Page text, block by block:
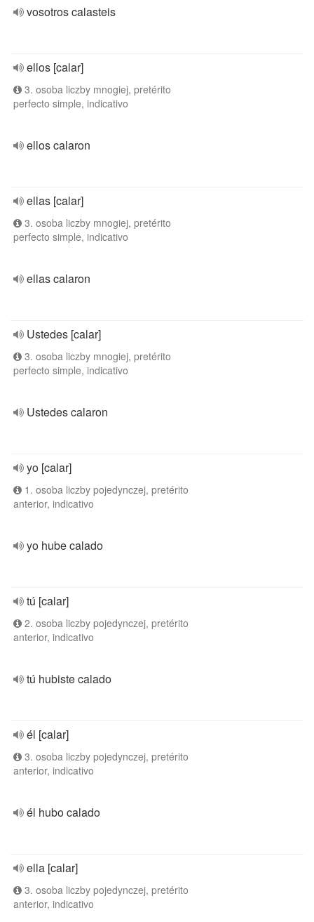
vosotros calasteis
ellos [calar]
3. osoba liczby mnogiej, pretérito
perfecto simple, indicativo
ellos calaron
ellas [calar]
3. osoba liczby mnogiej, pretérito
perfecto simple, indicativo
ellas calaron
Ustedes [calar]
3. osoba liczby mnogiej, pretérito
perfecto simple, indicativo
Ustedes calaron
yo [calar]
1. osoba liczby pojedynczej, pretérito
anterior, indicativo
yo hube calado
tú [calar]
2. osoba liczby pojedynczej, pretérito
anterior, indicativo
tú hubiste calado
él [calar]
3. osoba liczby pojedynczej, pretérito
anterior, indicativo
él hubo calado
ella [calar]
3. osoba liczby pojedynczej, pretérito
anterior, indicativo